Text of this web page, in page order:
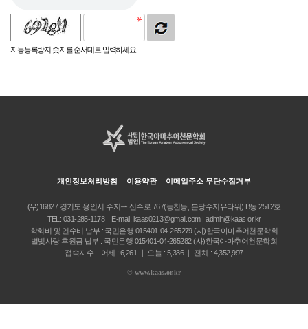
자동등록방지 숫자를 순서대로 입력하세요.
개인정보처리방침 이용약관 이메일주소 무단수집거부
(우)16827 경기도 용인시 수지구 신수로 767(동천동, 분당수지유타워) B동 2512호
TEL: 031-285-1178 E-mail: kaas0213@gmail.com | admin@kaas.or.kr
학회비 및 연수비 납부 : 국민은행 015401-04-265279 (사)한국아마추어천문학회
별빛사랑 후원금 납부 : 국민은행 015401-04-265282 (사)한국아마추어천문학회
접속자수 어제 : 6,261 ｜ 오늘 : 5,336 ｜ 전체 : 4,352,997
© www.kaas.or.kr